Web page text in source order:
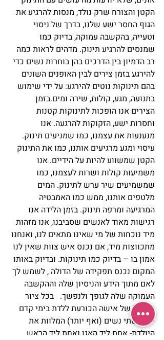
הקטן והצורח שרק נולד, מנסות להרגיע את
הגוף החסר ישע שלנו, בדרך של ניסוי
וטעייה, בהקשבה עמוקה, בדיוק כמו
שמנסים להרגיע תינוק. מדהים לראות כמה
רב הדמיון בין הדרכים בהן בוחרות נשים כדי
להירגע בזמן צירים לבין האופנים השונים
בהם תינוקות נוטים להירגע: על ידי שימוש
בתנועה, מגע, קולות, שירה ומים.בזמן
הצירים אנו הופכות לתינוקות קטנות
וחסרות ישע, הזקוקות להרגעה. אנו
מנענעות את עצמנו, כמו שמניעים תינוק.
עיסוי ומגע מרגיעים אותנו, כמו את התינוק
הקטן שמשווע להיות על הידיים. אנו
משמיעות קולות ושרות לעצמנו, כמו
שמשמיעים שיר ערש לתינוק. המים
מלטפים אותנו, ממש כמו האמבטיה
המרגיעה ומרפה תינוק. בזמן הלידה אנו
רגישות מאוד לאנשים שסביבנו, אנו מזהות
מיד נוכחות של מי שאינו מתאים לנו, ואנחנו
מתכווצות מיד, אם נכנס איש צוות שאין לנו
אמון בו – בדיוק כמו תינוקות. ובדיוק באותו
המקום נכנס תפקידה של הדולה , לשמש לך
לאם מתוך הידע והניסיון שלה וההקשבה
העמוקה שלה לגופך ולנפשך.   בכל ציור
ופיסול של אישה הכורעת ללדת בימי קדם
ישנן שתי נשים (ואף יותר) המלוות את
היולדת- אחת ליד האגן ואחת ליד הראש.